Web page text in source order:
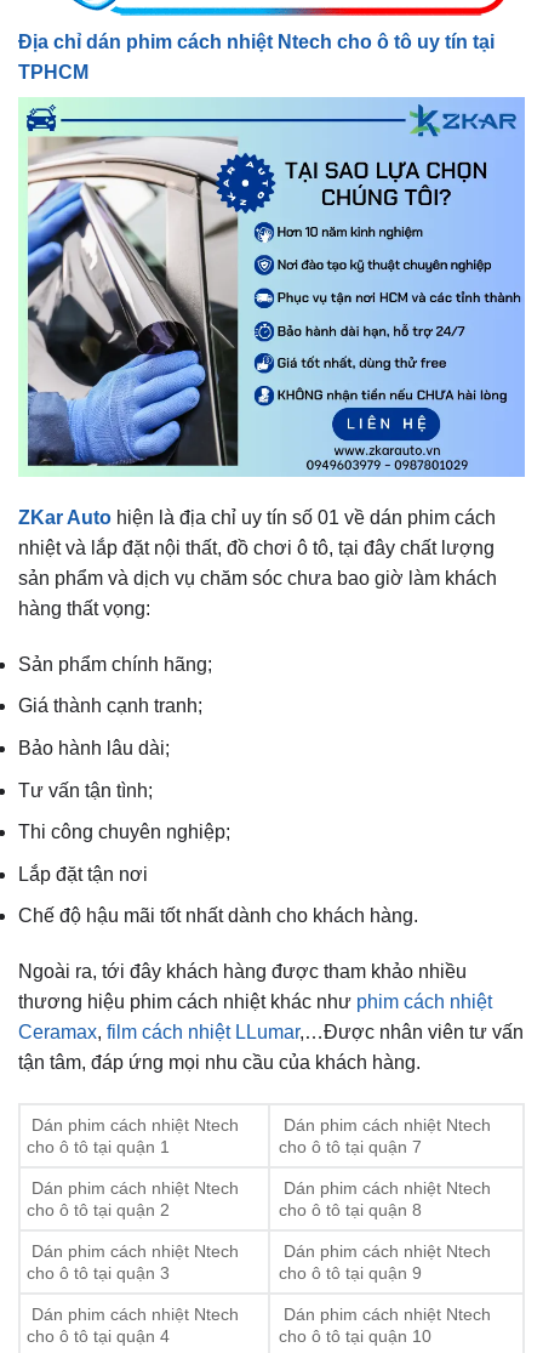
Địa chỉ dán phim cách nhiệt Ntech cho ô tô uy tín tại
TPHCM
ZKar Auto hiện là địa chỉ uy tín số 01 về dán phim cách
nhiệt và lắp đặt nội thất, đồ chơi ô tô, tại đây chất lượng
sản phẩm và dịch vụ chăm sóc chưa bao giờ làm khách
hàng thất vọng:
Sản phẩm chính hãng;
Giá thành cạnh tranh;
Bảo hành lâu dài;
Tư vấn tận tình;
Thi công chuyên nghiệp;
Lắp đặt tận nơi
Chế độ hậu mãi tốt nhất dành cho khách hàng.
Ngoài ra, tới đây khách hàng được tham khảo nhiều
thương hiệu phim cách nhiệt khác như phim cách nhiệt
Ceramax, film cách nhiệt LLumar,…Được nhân viên tư vấn
tận tâm, đáp ứng mọi nhu cầu của khách hàng.
Dán phim cách nhiệt Ntech
cho ô tô tại quận 1
Dán phim cách nhiệt Ntech
cho ô tô tại quận 7
Dán phim cách nhiệt Ntech
cho ô tô tại quận 2
Dán phim cách nhiệt Ntech
cho ô tô tại quận 8
Dán phim cách nhiệt Ntech
cho ô tô tại quận 3
Dán phim cách nhiệt Ntech
cho ô tô tại quận 9
Dán phim cách nhiệt Ntech
cho ô tô tại quận 4
Dán phim cách nhiệt Ntech
cho ô tô tại quận 10